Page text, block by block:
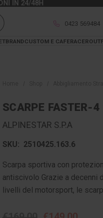
0423 569484
BRANDCUSTOM E CAFERACER
SCARPE FASTER-
ALPINESTAR S.P.A
SKU: 2510425.163.6
Scarpa sportiva con
antiscivolo Grazie a decenni
livelli del motorsport, le